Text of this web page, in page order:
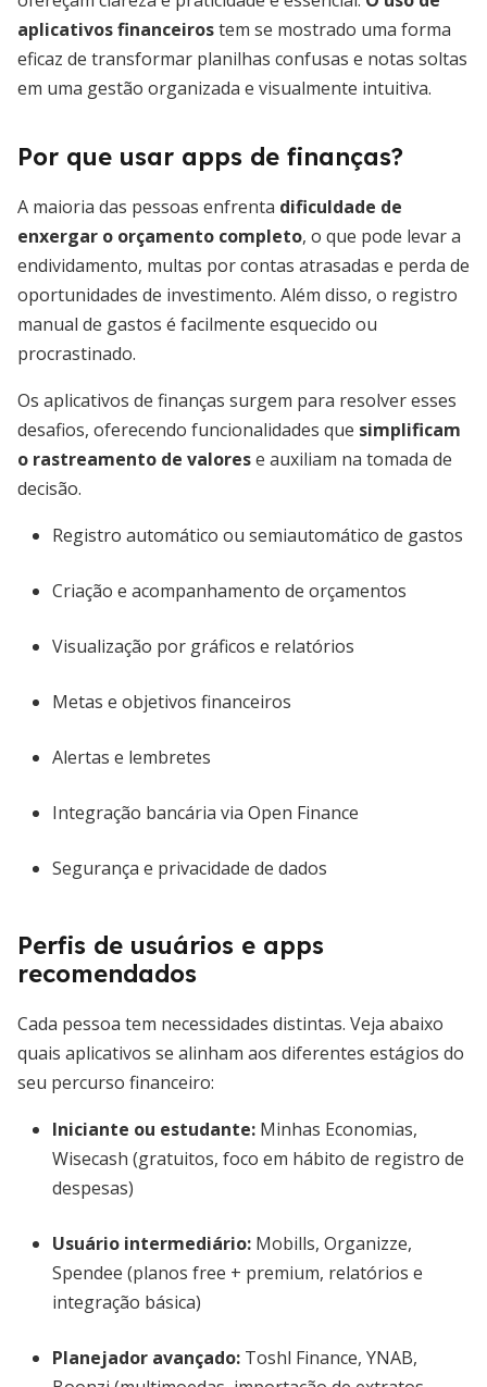
aplicativos financeirostem se mostrado uma forma
eficaz de transformar planilhas confusas e notas soltas
em uma gestão organizada e visualmente intuitiva.
Por que usar apps de finanças?
A maioria das pessoas enfrenta dificuldade de
enxergar o orçamento completo, o que pode levar a
endividamento, multas por contas atrasadas e perda de
oportunidades de investimento. Além disso, o registro
manual de gastos é facilmente esquecido ou
procrastinado.
Os aplicativos de finanças surgem para resolver esses
desafios, oferecendo funcionalidades que simplificam
o rastreamento de valorese auxiliam na tomada de
decisão.
Registro automático ou semiautomático de gastos
Criação e acompanhamento de orçamentos
Visualização por gráficos e relatórios
Metas e objetivos financeiros
Alertas e lembretes
Integração bancária via Open Finance
Segurança e privacidade de dados
Perfis de usuários e apps
recomendados
Cada pessoa tem necessidades distintas. Veja abaixo
quais aplicativos se alinham aos diferentes estágios do
seu percurso financeiro:
Iniciante ou estudante: Minhas Economias,
Wisecash (gratuitos, foco em hábito de registro de
despesas)
Usuário intermediário: Mobills, Organizze,
Spendee (planos free + premium, relatórios e
integração básica)
Planejador avançado: Toshl Finance, YNAB,